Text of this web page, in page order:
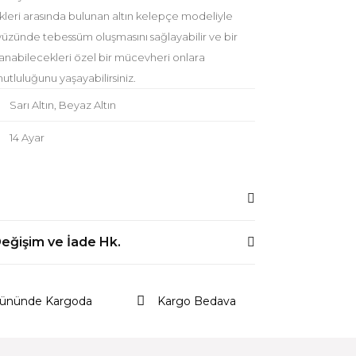
arasında bulunan altın kelepçe modeliyle
tebessüm oluşmasını sağlayabilir ve bir
özel bir mücevheri onlara
yaşayabilirsiniz.
Sarı Altın, Beyaz Altın
14 Ayar
gördüğünüz noktaları öneri formunu
için teşekkür ederiz.
ve İade Hk.
(+/-) %10 farklılık olabilir.
Kargoda Kargo Bedava